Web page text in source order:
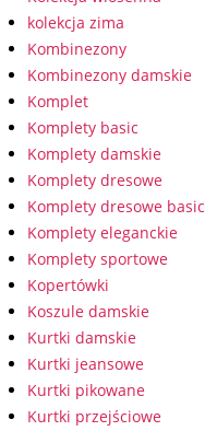
kolekcja zima
Kombinezony
Kombinezony damskie
Komplet
Komplety basic
Komplety damskie
Komplety dresowe
Komplety dresowe basic
Komplety eleganckie
Komplety sportowe
Kopertówki
Koszule damskie
Kurtki damskie
Kurtki jeansowe
Kurtki pikowane
Kurtki przejściowe